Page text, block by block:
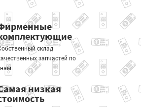
склад
запчастей по
низкая